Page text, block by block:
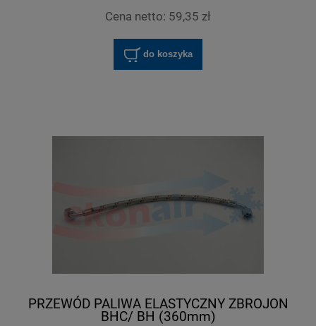
Cena netto: 59,35 zł
do koszyka
PRZEWÓD PALIWA ELASTYCZNY ZBROJON
BHC/ BH (360mm)